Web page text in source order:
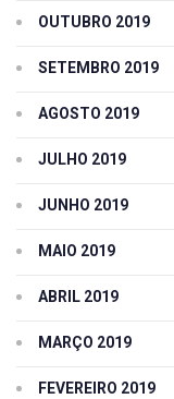
OUTUBRO 2019
SETEMBRO 2019
AGOSTO 2019
JULHO 2019
JUNHO 2019
MAIO 2019
ABRIL 2019
MARÇO 2019
FEVEREIRO 2019